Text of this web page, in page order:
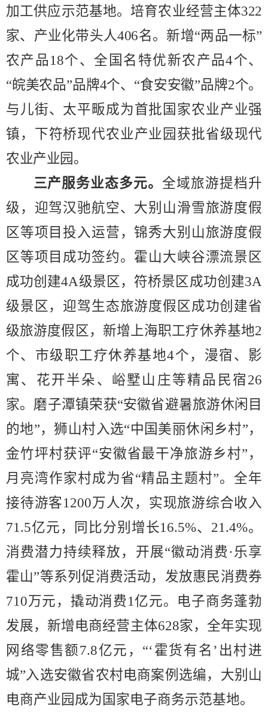
加工供应示范基地。培育农业经营主体322
家、产业化带头人406名。新增“两品一标”
农产品 18个、全国名特优新农产品4个、
“皖美农品”品牌4个、 “食安安徽”品牌2个。
与儿街、太平畈成为首批国家农业产业强
镇，下符桥现代农业产业园获批省级现代
农业产业园。
三产服务业态多元。全域旅游提档升
级，迎驾汉驰航空、 大别山滑雪旅游度假
区等项目投入运营，锦秀大别山旅游度假
区等项目 成功签约。霍山大峡谷漂流景区
成功创建4A级景区，符桥景区成功创建3A
级景区 ， 迎驾生态旅游度假区成功创建省
级旅游度假区，新增上海职工疗休养基地2
个、市级职工疗休养基地4个，漫宿、影
寓、 花开半朵、峪墅山庄等精品民宿26
家。磨子潭镇荣获“安徽省避暑旅游休闲目
的地” ，狮山村入选“中国美丽休闲乡村” ，
金竹坪村获评“安徽省最干净旅游乡村” ，
月亮湾作家村成为省“精品主题村”。全年
接待游客1200万人次，实现旅游综合收入
71.5亿元， 同比分别增长16.5%、 21.4%。
消费潜力持续释放，开展“徽动消费 ·乐享
霍山”等系列促消费活动，发放惠民消费券
710万元，撬动消费 1亿元。电子商务蓬勃
发展，新增电商经营主体628家，全年实现
网络零售额 7.8亿元， “‘ 霍货有名 ’ 出村进
城”入选安徽省农村电商案例选编，大别山
电商产业园成为国家电子商务示范基地。